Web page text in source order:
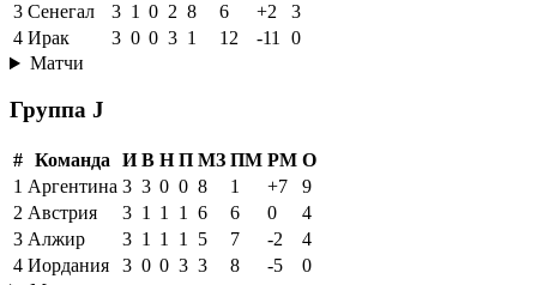
3 Сенегал 3 1 0 2 8 6 +2
3
4 Ирак 3 0 0 3 1 12 -11
0
Матчи
Группа J
# Команда И В Н П МЗ ПМ РМ О
1 Аргентина 3 3 0 0 8 1 +7
9
2 Австрия 3 1 1 1 6 6 0
4
3 Алжир 3 1 1 1 5 7 -2
4
4 Иордания 3 0 0 3 3 8 -5
0